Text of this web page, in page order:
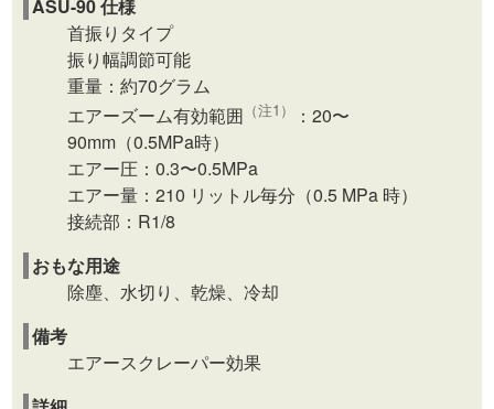
ASU-90 仕様
首振りタイプ
振り幅調節可能
重量：約70グラム
エアーズーム有効範囲 （注1）
：20〜
90mm（0.5MPa時）
エアー圧：0.3〜0.5MPa
エアー量：210 リットル毎分（0.5 MPa 時）
接続部：R1/8
おもな用途
除塵、水切り、乾燥、冷却
備考
エアースクレーパー効果